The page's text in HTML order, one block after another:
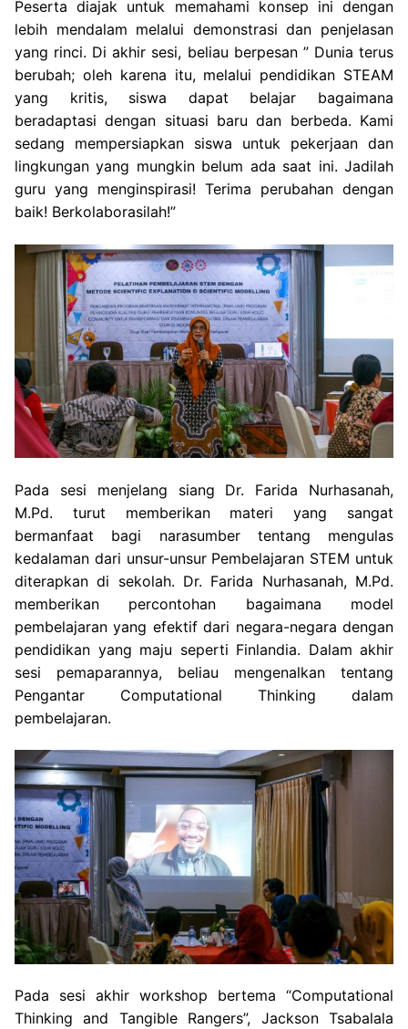
Peserta diajak untuk memahami konsep ini dengan
lebih mendalam melalui demonstrasi dan penjelasan
yang rinci. Di akhir sesi, beliau berpesan ” Dunia terus
berubah; oleh karena itu, melalui pendidikan STEAM
yang kritis, siswa dapat belajar bagaimana
beradaptasi dengan situasi baru dan berbeda. Kami
sedang mempersiapkan siswa untuk pekerjaan dan
lingkungan yang mungkin belum ada saat ini. Jadilah
guru yang menginspirasi! Terima perubahan dengan
baik! Berkolaborasilah!”
Pada sesi menjelang siang Dr. Farida Nurhasanah,
M.Pd. turut memberikan materi yang sangat
bermanfaat bagi narasumber tentang mengulas
kedalaman dari unsur-unsur Pembelajaran STEM untuk
diterapkan di sekolah. Dr. Farida Nurhasanah, M.Pd.
memberikan percontohan bagaimana model
pembelajaran yang efektif dari negara-negara dengan
pendidikan yang maju seperti Finlandia. Dalam akhir
sesi pemaparannya, beliau mengenalkan tentang
Pengantar Computational Thinking dalam
pembelajaran.
Pada sesi akhir workshop bertema “Computational
Thinking and Tangible Rangers”, Jackson Tsabalala